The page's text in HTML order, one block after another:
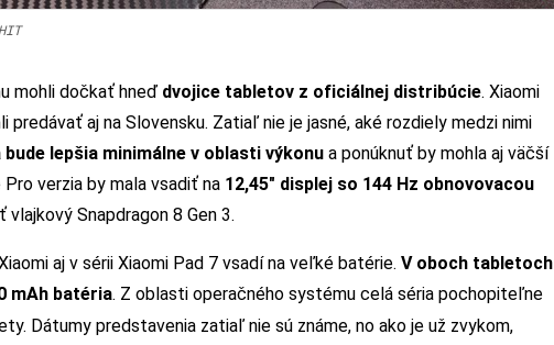
mohli dočkať hneď dvojice tabletov z oficiálnej distribúcie. Xiaomi
predávať aj na Slovensku. Zatiaľ nie je jasné, aké rozdiely medzi nimi
bude lepšia minimálne v oblasti výkonu a ponúknuť by mohla aj väčší
verzia by mala vsadiť na 12,45″ displej so 144 Hz obnovovacou
Snapdragon 8 Gen 3.
aj v sérii Xiaomi Pad 7 vsadí na veľké batérie. V oboch tabletoch
mAh batéria. Z oblasti operačného systému celá séria pochopiteľne
Dátumy predstavenia zatiaľ nie sú známe, no ako je už zvykom,